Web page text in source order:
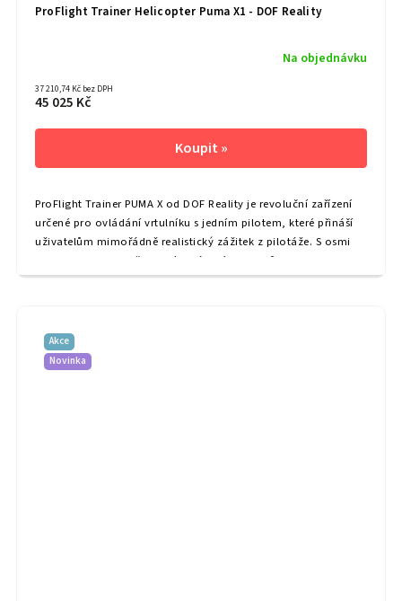
ProFlight Trainer Helicopter Puma X1 - DOF Reality
Na objednávku
37 210,74 Kč bez DPH
45 025 Kč
ProFlight Trainer PUMA X od DOF Reality je revoluční zařízení
určené pro ovládání vrtulníku s jedním pilotem, které přináší
uživatelům mimořádně realistický zážitek z pilotáže. S osmi
osami a vysokou přesností ovládacích vstupů reprodukuje
PUMA X...
Akce
Novinka